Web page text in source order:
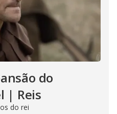
do
| Reis
do rei